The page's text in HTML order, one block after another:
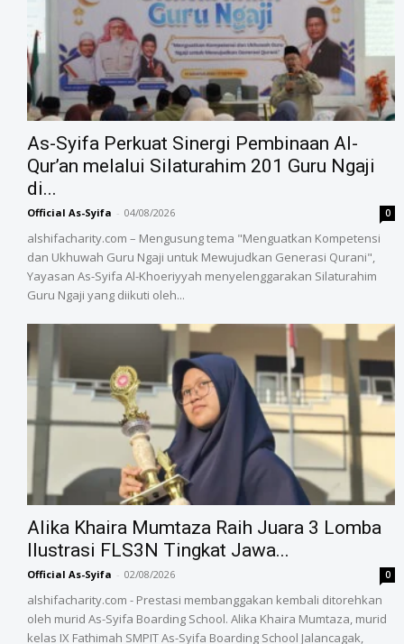
As-Syifa Perkuat Sinergi Pembinaan Al-
Qur’an melalui Silaturahim 201 Guru Ngaji
di...
Official As-Syifa - 04/08/2026 0
alshifacharity.com – Mengusung tema "Menguatkan Kompetensi
dan Ukhuwah Guru Ngaji untuk Mewujudkan Generasi Qurani",
Yayasan As-Syifa Al-Khoeriyyah menyelenggarakan Silaturahim
Guru Ngaji yang diikuti oleh...
Alika Khaira Mumtaza Raih Juara 3 Lomba
Ilustrasi FLS3N Tingkat Jawa...
Official As-Syifa - 02/08/2026 0
alshifacharity.com - Prestasi membanggakan kembali ditorehkan
oleh murid As-Syifa Boarding School. Alika Khaira Mumtaza, murid
kelas IX Fathimah SMPIT As-Syifa Boarding School Jalancagak,